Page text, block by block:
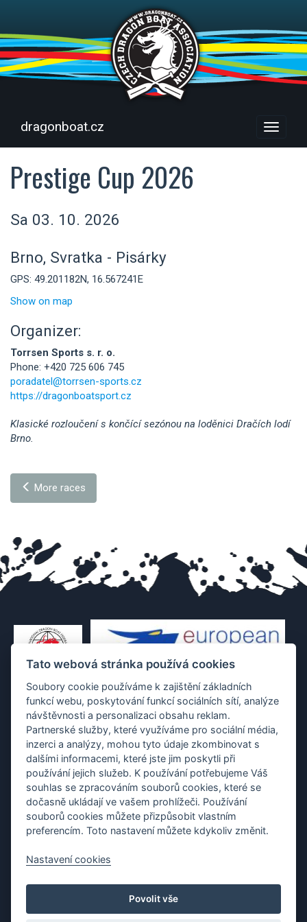
Menu
dragonboat.cz
Prestige Cup 2026
Sa 03. 10. 2026
Brno, Svratka - Pisárky
GPS: 49.201182N, 16.567241E
Show on map
Organizer:
Torrsen Sports s. r. o.
Phone: +420 725 606 745
poradatel@torrsen-sports.cz
https://dragonboatsport.cz
Klasické rozloučení s končící sezónou na loděnici Dračích lodí
Brno.
More races
Tato webová stránka používá cookies
Soubory cookie používáme k zajištění základních
funkcí webu, poskytování funkcí sociálních sítí, analýze
návštěvnosti a personalizaci obsahu reklam.
Partnerské služby, které využíváme pro sociální média,
inzerci a analýzy, mohou tyto údaje zkombinovat s
dalšími informacemi, které jste jim poskytli při
používání jejich služeb. K používání potřebujeme Váš
souhlas se zpracováním souborů cookies, které se
dočasně ukládají ve vašem prohlížeči. Používání
souborů cookies můžete přizpůsobit vlastním
preferencím. Toto nastavení můžete kdykoliv změnit.
Nastavení cookies
Povolit vše